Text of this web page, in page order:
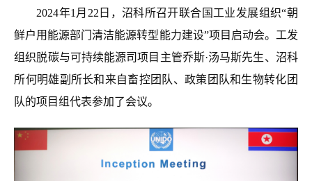
2024年1月22日，沼科所召开联合国工业发展组织“朝
鲜户用能源部门清洁能源转型能力建设”项目启动会。工发
组织脱碳与可持续能源司项目主管乔斯·汤马斯先生、沼科
所何明雄副所长和来自畜控团队、政策团队和生物转化团
队的项目组代表参加了会议。